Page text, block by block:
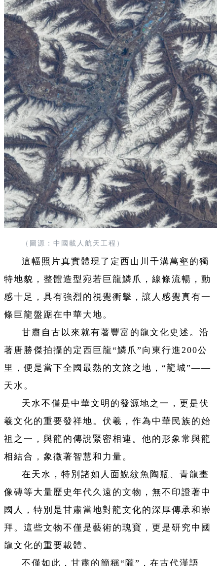
（圖源：中國載人航天工程）
這幅照片真實體現了定西山川千溝萬壑的獨
特地貌，整體造型宛若巨龍鱗爪，線條流暢，動
感十足，具有強烈的視覺衝擊，讓人感覺真有一
條巨龍盤踞在中華大地。
甘肅自古以來就有著豐富的龍文化史述。沿
著唐勝傑拍攝的定西巨龍“鱗爪”向東行進200公
里，便是當下全國最熱的文旅之地，“龍城”——
天水。
天水不僅是中華文明的發源地之一，更是伏
羲文化的重要發祥地。伏羲，作為中華民族的始
祖之一，與龍的傳說緊密相連。他的形象常與龍
相結合，象徵著智慧和力量。
在天水，特別諸如人面鯢紋魚陶瓶、青龍畫
像磚等大量歷史年代久遠的文物，無不印證著中
國人，特別是甘肅當地對龍文化的深厚傳承和崇
拜。這些文物不僅是藝術的瑰寶，更是研究中國
龍文化的重要載體。
不僅如此，甘肅的簡稱“隴”，在古代漢語